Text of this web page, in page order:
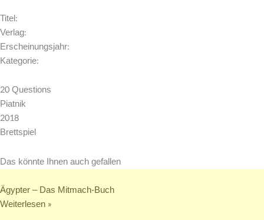
Titel:
Verlag:
Erscheinungsjahr:
Kategorie:
20 Questions
Piatnik
2018
Brettspiel
Das könnte Ihnen auch gefallen
Ägypter – Das Mitmach-Buch
Weiterlesen »